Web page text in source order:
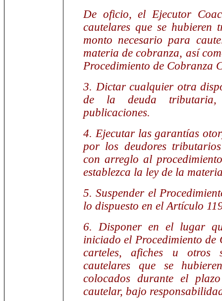
De oficio, el Ejecutor
cautelares que se
monto necesario para
materia de cobranza, así
Procedimiento de Cobranza
3. Dictar cualquier otra
de la deuda tributaria,
publicaciones.
4. Ejecutar las garantías
por los deudores
con arreglo al
establezca la ley de la
5. Suspender el
lo dispuesto en el Artículo
6. Disponer en el lugar
iniciado el Procedimiento
carteles, afiches u otros
cautelares que se
colocados durante el
cautelar, bajo